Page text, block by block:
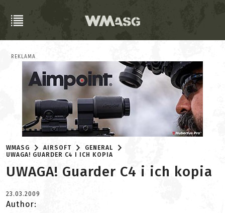
REKLAMA
WMASG AIRSOFT
GENERAL
UWAGA! GUARDER C4 I ICH KOPIA
UWAGA! Guarder C4 i ich kopia
23.03.2009
Author: